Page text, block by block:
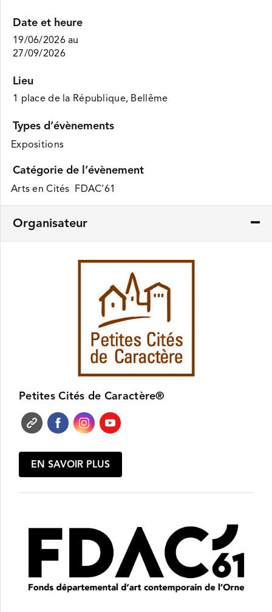
Date et heure
19/06/2026au
27/09/2026
Lieu
1 place de la République, Bellême
Types d’évènements
Expositions
Catégorie de l’évènement
Arts en Cités FDAC'61
Organisateur
Petites Cités de Caractère®
EN SAVOIR PLUS